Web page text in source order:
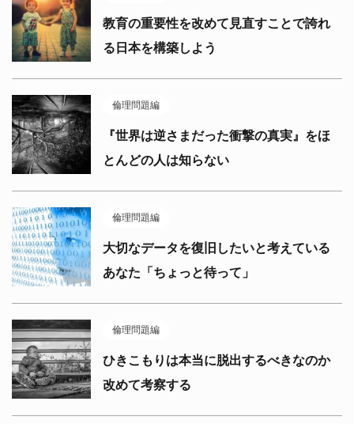
教育の重要性を改めて見直すことで誇れ
る日本を構築しよう
倫理問題編
『世界は逆さまだった衝撃の真実』をほ
とんどの人は知らない
倫理問題編
大切なデータを復旧したいと考えている
あなた「ちょっと待って」
倫理問題編
ひきこもりは本当に脱出するべきなのか
改めて考察する